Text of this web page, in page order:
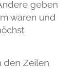
geben
waren und
den Zeilen